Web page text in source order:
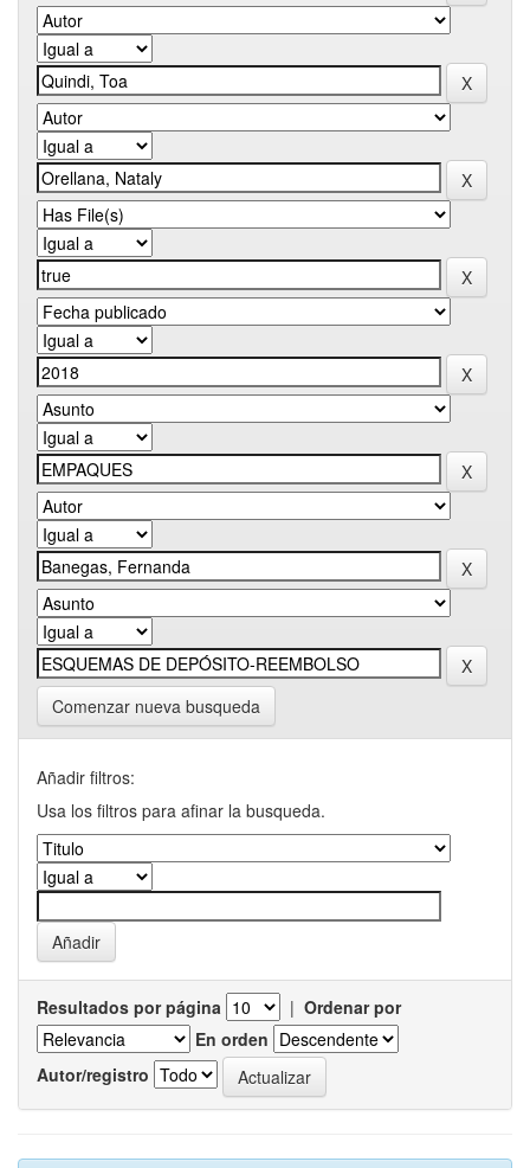
Comenzar nueva busqueda
Añadir filtros:
Usa los filtros para afinar la busqueda.
Resultados por página | Ordenar por
En orden
Autor/registro